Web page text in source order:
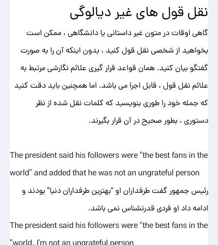
نقل قول های غیر دیالوگی
گاهی اوقات در متون غیر داستانی یا دانشگاهی ، ممکن است
بخواهید از شخصی نقل قول کنید ، بدون اینکه آن را به صورت
گفتگو بیان کنید. همان قواعد قرار گیری علائم نگارشی مرتبط به
علائم نقل قول ، قابل اجرا می باشد. اما همچنین باید دقت کنید
که جمله خود را طوری بنویسید که کلمات نقل شده از نظر
دستوری ، بطور صحیح در آن قرار بگیرند.
The president said his followers were “the best fans in the
world” and added that he was not an ungrateful person
رئیس جمهور گفت طرفداران او "بهترین طرفداران دنیا" بودند و
ادامه داد او فردی قدرنشناس نمی باشد.
The president said his followers were “the best fans in the